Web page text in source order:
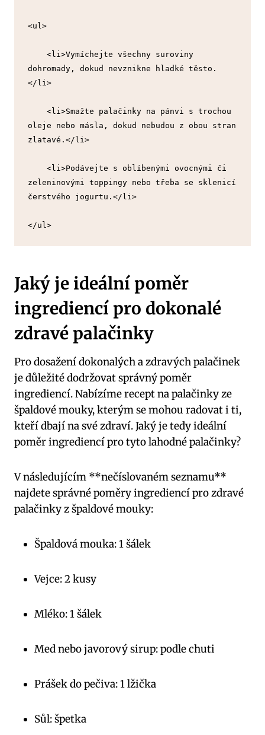
<ul>
dohromady, dokud nevznikne hladké těsto.
</li>
oleje nebo másla, dokud nebudou z obou stran
zlatavé.</li>
zeleninovými toppingy nebo třeba se sklenicí
čerstvého jogurtu.</li>
</ul>
Jaký je ideální poměr
ingrediencí pro dokonalé
zdravé palačinky
Pro dosažení dokonalých a zdravých palačinek
je důležité dodržovat správný poměr
ingrediencí. Nabízíme recept na palačinky ze
špaldové mouky, kterým se mohou radovat i ti,
kteří dbají na své zdraví. Jaký je tedy ideální
poměr ingrediencí pro tyto lahodné palačinky?
V následujícím **nečíslovaném seznamu**
najdete správné poměry ingrediencí pro zdravé
palačinky z špaldové mouky:
Špaldová mouka: 1 šálek
Vejce: 2 kusy
Mléko: 1 šálek
Med nebo javorový sirup: podle chuti
Prášek do pečiva: 1 lžička
Sůl: špetka